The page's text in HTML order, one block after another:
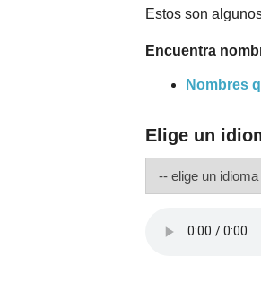
Estos son
Encuentra
Nombres
Elige un